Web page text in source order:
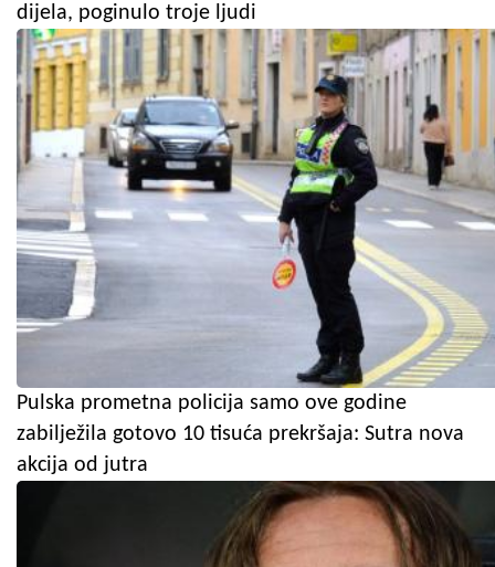
dijela, poginulo troje ljudi
Pulska prometna policija samo ove godine
zabilježila gotovo 10 tisuća prekršaja: Sutra nova
akcija od jutra